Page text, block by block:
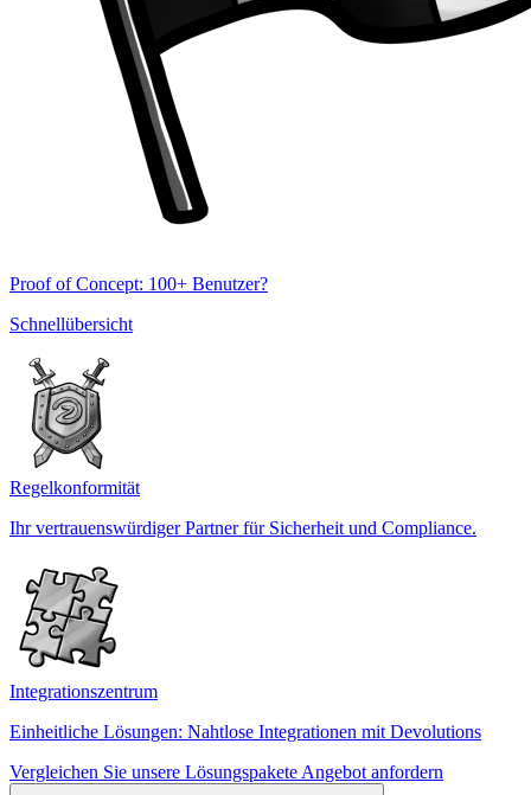
Proof of Concept: 100+ Benutzer?
Schnellübersicht
Regelkonformität
Ihr vertrauenswürdiger Partner für Sicherheit und Compliance.
Integrationszentrum
Einheitliche Lösungen: Nahtlose Integrationen mit Devolutions
Vergleichen Sie unsere Lösungspakete Angebot anfordern